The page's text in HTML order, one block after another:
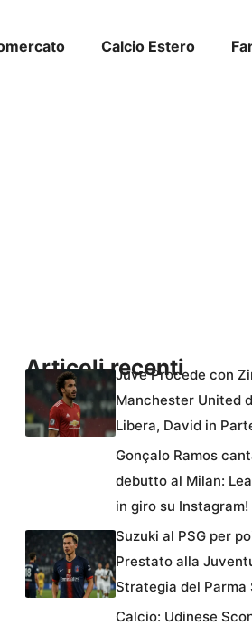
Calcio Estero
Articoli recenti
Juve Procede con
Manchester United
Libera, David in
Gonçalo Ramos
debutto al Milan:
in giro su Instagram!
Suzuki al PSG per
Prestato alla
Strategia del Parma
Calcio: Udinese